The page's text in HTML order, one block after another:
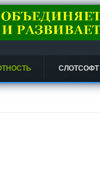
СЛОТСОФТ